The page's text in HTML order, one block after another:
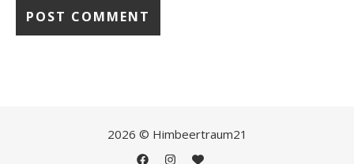
2026 © Himbeertraum21